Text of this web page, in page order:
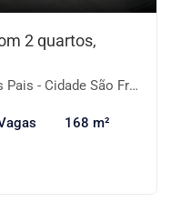
2 quartos,
São Francisco, São Paulo-SP
168 m²